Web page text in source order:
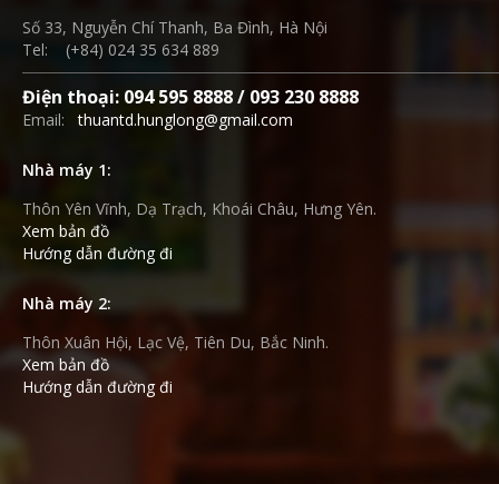
Số 33, Nguyễn Chí Thanh, Ba Đình, Hà Nội
Tel: (+84) 024 35 634 889
Điện thoại: 094 595 8888 / 093 230 8888
Email:thuantd.hunglong@gmail.com
Nhà máy 1:
Thôn Yên Vĩnh, Dạ Trạch, Khoái Châu, Hưng Yên.
Xem bản đồ
Hướng dẫn đường đi
Nhà máy 2:
Thôn Xuân Hội, Lạc Vệ, Tiên Du, Bắc Ninh.
Xem bản đồ
Hướng dẫn đường đi